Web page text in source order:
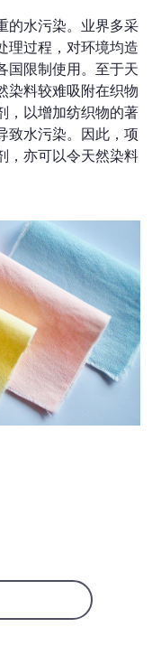
的水污染。业界多采
理过程，对环境均造
国限制使用。至于天
染料较难吸附在织物
，以增加纺织物的著
致水污染。因此，项
，亦可以令天然染料